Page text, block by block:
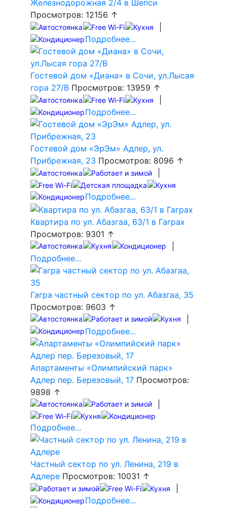
Железнодорожная 2/4 в Шепси
Просмотров: 12156 ↑
Подробнее...
Гостевой дом «Диана» в Сочи, ул.Лысая
гора 27/В Просмотров: 13959 ↑
Подробнее...
Гостевой дом «ЭрЭм» Адлер, ул.
Прибрежная, 23 Просмотров: 8096 ↑
Подробнее...
Квартира по ул. Абазгаа, 63/1 в Гаграх
Просмотров: 9301 ↑
Подробнее...
Гагра частный сектор по ул. Абазгаа, 35
Просмотров: 9603 ↑
Подробнее...
Апартаменты «Олимпийский парк»
Адлер пер. Березовый, 17 Просмотров:
9898 ↑
Подробнее...
Частный сектор по ул. Ленина, 219 в
Адлере Просмотров: 10031 ↑
Подробнее...